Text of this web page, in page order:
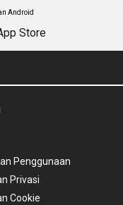
Android
Penggunaan
Privasi
Cookie